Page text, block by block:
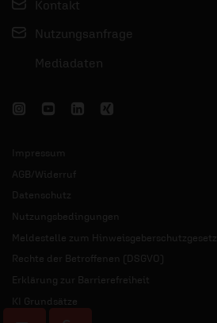
Kontakt
Nutzungsanfrage
Mediadaten
Impressum
AGB/Widerruf
Datenschutz
Nutzungsbedingungen
Meldestelle zum Hinweisgeberschutzgesetz
Rechte der Betroffenen (DSGVO)
Erklärung zur Barrierefreiheit
KI Grundsätze